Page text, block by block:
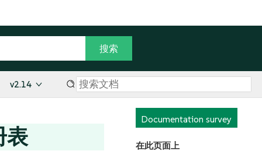
v2.14
Documentation survey
在此页面上
表